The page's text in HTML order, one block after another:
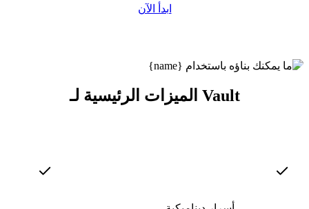
ابدأ الآن
الميزات الرئيسية لـ Vault